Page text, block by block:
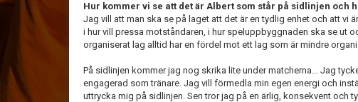
Hur kommer vi se att det är Albert som står på sidlinjen och
Jag vill att man ska se på laget att det är en tydlig enhet och att vi
i hur vill pressa motståndaren, i hur speluppbyggnaden ska se ut
organiserat lag alltid har en fördel mot ett lag som är mindre
På sidlinjen kommer jag nog skrika lite under matcherna… Jag
engagerad som tränare. Jag vill förmedla min egen energi och
uttrycka mig på sidlinjen. Sen tror jag på en ärlig, konsekvent och